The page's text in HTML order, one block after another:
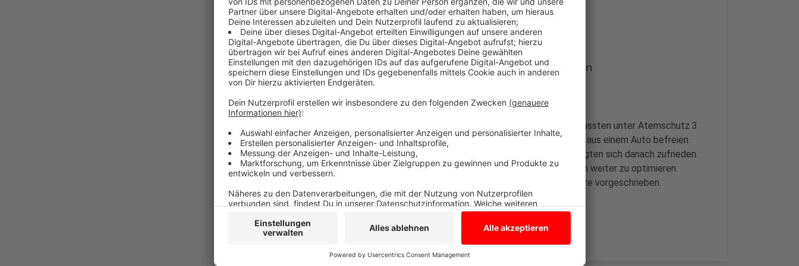
Anzeige
Unangekündigte Übungen alle vier Jahre vorgeschrieben
Anzeige
Beim Eintreffen qualmte es bereits stark . Die Feuerwehrleute mussten unter Atemschutz 3
Menschen aus dem Tunnel retten und eine eingeklemmte Person aus einem Auto befreien.
Übungsleiter Dirk Arping und Feuerwehrchef Thomas Deckers zeigten sich danach zufrieden.
Es werde aber alles noch ausgewertet, um Abläufe vielleicht noch weiter zu optimieren.
Solche unangekündigten Übungen in dem Tunnel sind alle vier Jahre vorgeschrieben.
Anzeige